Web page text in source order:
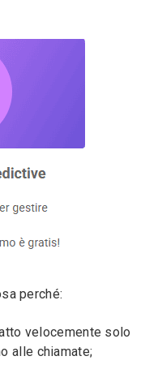
perché:
velocemente solo
alle chiamate;